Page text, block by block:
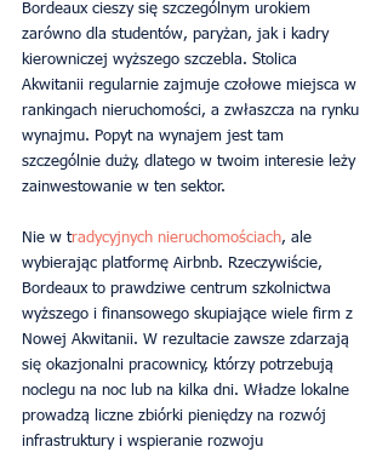
Bordeaux cieszy się szczególnym urokiem
zarówno dla studentów, paryżan, jak i kadry
kierowniczej wyższego szczebla. Stolica
Akwitanii regularnie zajmuje czołowe miejsca w
rankingach nieruchomości, a zwłaszcza na rynku
wynajmu. Popyt na wynajem jest tam
szczególnie duży, dlatego w twoim interesie leży
zainwestowanie w ten sektor.
Nie w tradycyjnych nieruchomościach, ale
wybierając platformę Airbnb. Rzeczywiście,
Bordeaux to prawdziwe centrum szkolnictwa
wyższego i finansowego skupiające wiele firm z
Nowej Akwitanii. W rezultacie zawsze zdarzają
się okazjonalni pracownicy, którzy potrzebują
noclegu na noc lub na kilka dni. Władze lokalne
prowadzą liczne zbiórki pieniędzy na rozwój
infrastruktury i wspieranie rozwoju